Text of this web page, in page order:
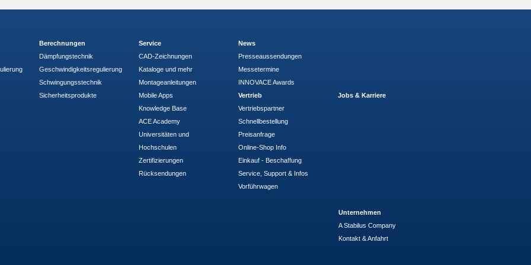
Berechnungen
Dämpfungstechnik
Geschwindigkeitsregulierung
Schwingungsstechnik
Sicherheitsprodukte
Service
CAD-Zeichnungen
Kataloge und mehr
Montageanleitungen
Mobile Apps
Knowledge Base
ACE Academy
Universitäten und
Hochschulen
Zertifizierungen
Rücksendungen
News
Presseaussendungen
Messetermine
INNOVACE Awards
Vertrieb
Vertriebspartner
Schnellbestellung
Preisanfrage
Online-Shop Info
Einkauf - Beschaffung
Service, Support & Infos
Vorführwagen
Jobs & Karriere
Unternehmen
A Stabilus Company
Kontakt & Anfahrt